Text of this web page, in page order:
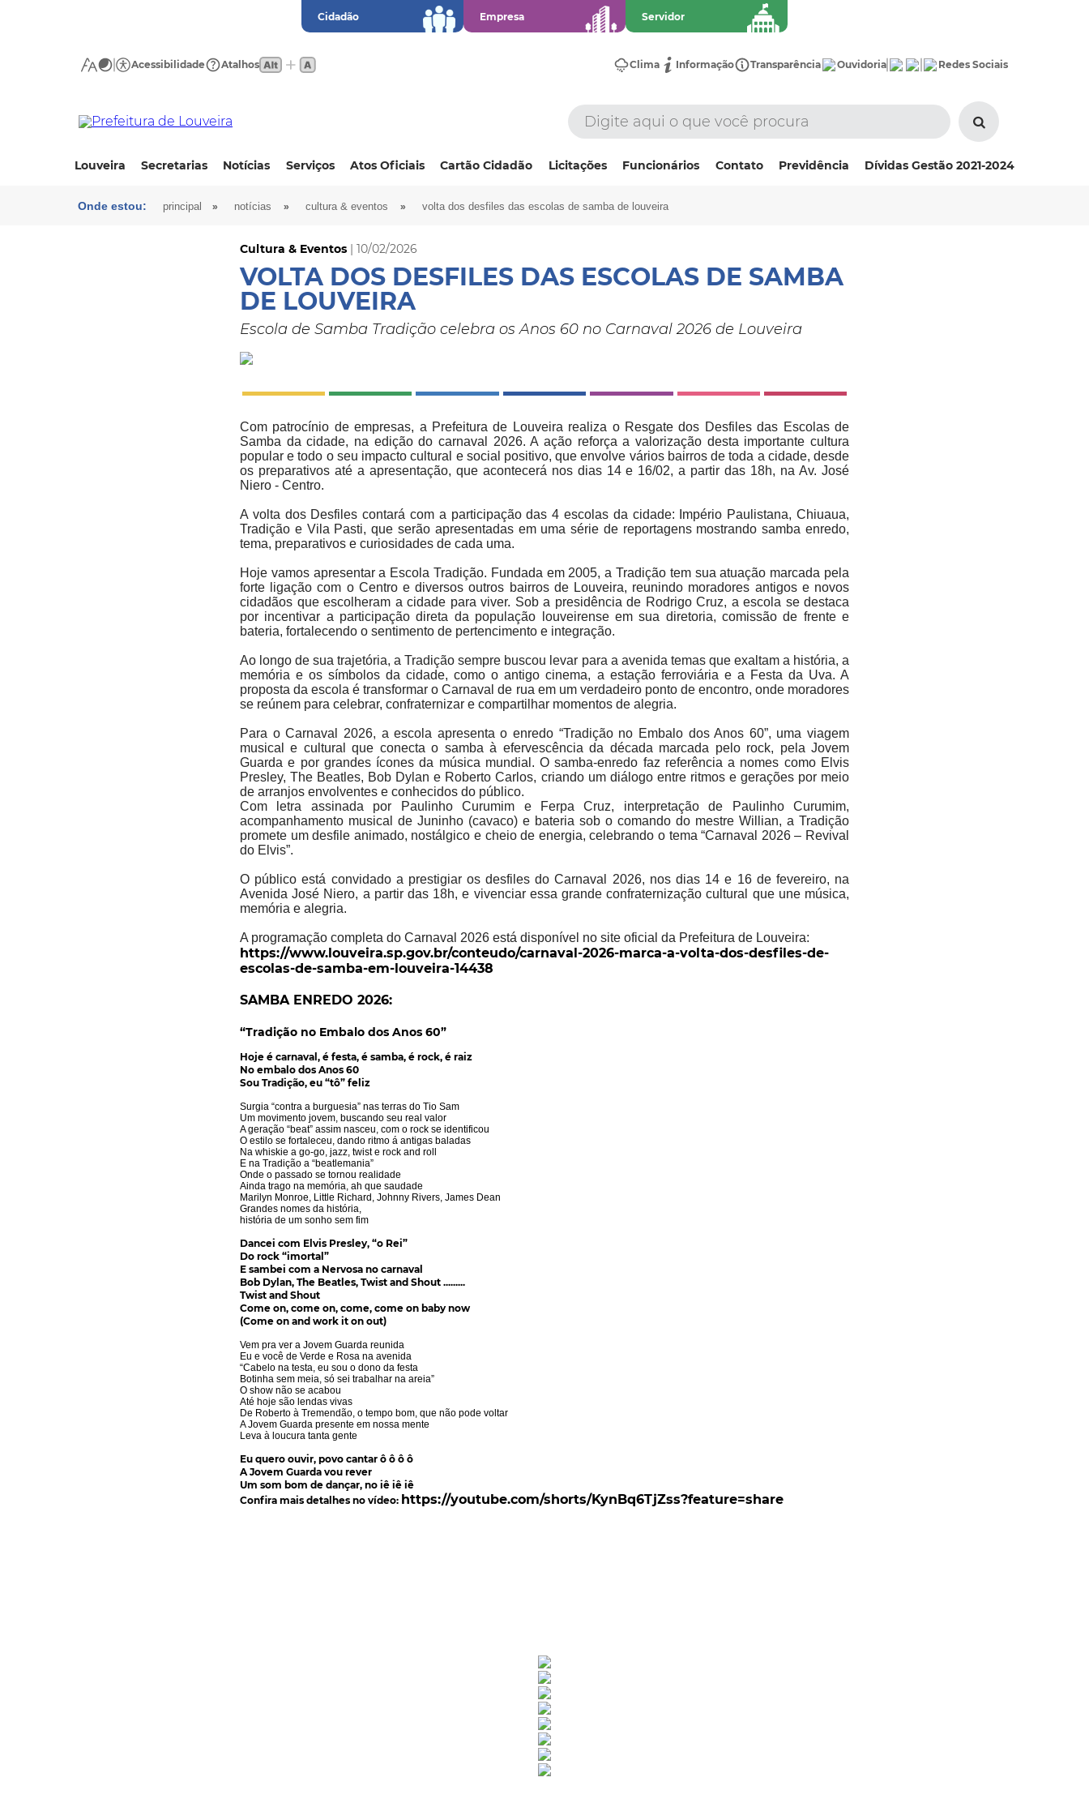
Cidadão Empresa Servidor
Acessibilidade Atalhos Clima Informação Transparência Ouvidoria Redes Sociais
Louveira Secretarias Notícias Serviços Atos Oficiais Cartão Cidadão Licitações Funcionários Contato Previdência Dívidas Gestão 2021-2024
Onde estou: principal » notícias » cultura & eventos » volta dos desfiles das escolas de samba de louveira
Cultura & Eventos | 10/02/2026
VOLTA DOS DESFILES DAS ESCOLAS DE SAMBA
DE LOUVEIRA
Escola de Samba Tradição celebra os Anos 60 no Carnaval 2026 de Louveira
Com patrocínio de empresas, a Prefeitura de Louveira realiza o Resgate dos Desfiles das Escolas de
Samba da cidade, na edição do carnaval 2026. A ação reforça a valorização desta importante cultura
popular e todo o seu impacto cultural e social positivo, que envolve vários bairros de toda a cidade, desde
os preparativos até a apresentação, que acontecerá nos dias 14 e 16/02, a partir das 18h, na Av. José
Niero - Centro.
A volta dos Desfiles contará com a participação das 4 escolas da cidade: Império Paulistana, Chiuaua,
Tradição e Vila Pasti, que serão apresentadas em uma série de reportagens mostrando samba enredo,
tema, preparativos e curiosidades de cada uma.
Hoje vamos apresentar a Escola Tradição. Fundada em 2005, a Tradição tem sua atuação marcada pela
forte ligação com o Centro e diversos outros bairros de Louveira, reunindo moradores antigos e novos
cidadãos que escolheram a cidade para viver. Sob a presidência de Rodrigo Cruz, a escola se destaca
por incentivar a participação direta da população louveirense em sua diretoria, comissão de frente e
bateria, fortalecendo o sentimento de pertencimento e integração.
Ao longo de sua trajetória, a Tradição sempre buscou levar para a avenida temas que exaltam a história, a
memória e os símbolos da cidade, como o antigo cinema, a estação ferroviária e a Festa da Uva. A
proposta da escola é transformar o Carnaval de rua em um verdadeiro ponto de encontro, onde moradores
se reúnem para celebrar, confraternizar e compartilhar momentos de alegria.
Para o Carnaval 2026, a escola apresenta o enredo “Tradição no Embalo dos Anos 60”, uma viagem
musical e cultural que conecta o samba à efervescência da década marcada pelo rock, pela Jovem
Guarda e por grandes ícones da música mundial. O samba-enredo faz referência a nomes como Elvis
Presley, The Beatles, Bob Dylan e Roberto Carlos, criando um diálogo entre ritmos e gerações por meio
de arranjos envolventes e conhecidos do público.
Com letra assinada por Paulinho Curumim e Ferpa Cruz, interpretação de Paulinho Curumim,
acompanhamento musical de Juninho (cavaco) e bateria sob o comando do mestre Willian, a Tradição
promete um desfile animado, nostálgico e cheio de energia, celebrando o tema “Carnaval 2026 – Revival
do Elvis”.
O público está convidado a prestigiar os desfiles do Carnaval 2026, nos dias 14 e 16 de fevereiro, na
Avenida José Niero, a partir das 18h, e vivenciar essa grande confraternização cultural que une música,
memória e alegria.
A programação completa do Carnaval 2026 está disponível no site oficial da Prefeitura de Louveira:
https://www.louveira.sp.gov.br/conteudo/carnaval-2026-marca-a-volta-dos-desfiles-de-
escolas-de-samba-em-louveira-14438
SAMBA ENREDO 2026:
“Tradição no Embalo dos Anos 60”
Hoje é carnaval, é festa, é samba, é rock, é raiz
No embalo dos Anos 60
Sou Tradição, eu “tô” feliz
Surgia “contra a burguesia” nas terras do Tio Sam
Um movimento jovem, buscando seu real valor
A geração “beat” assim nasceu, com o rock se identificou
O estilo se fortaleceu, dando ritmo á antigas baladas
Na whiskie a go-go, jazz, twist e rock and roll
E na Tradição a “beatlemania”
Onde o passado se tornou realidade
Ainda trago na memória, ah que saudade
Marilyn Monroe, Little Richard, Johnny Rivers, James Dean
Grandes nomes da história,
história de um sonho sem fim
Dancei com Elvis Presley, “o Rei”
Do rock “imortal”
E sambei com a Nervosa no carnaval
Bob Dylan, The Beatles, Twist and Shout .........
Twist and Shout
Come on, come on, come, come on baby now
(Come on and work it on out)
Vem pra ver a Jovem Guarda reunida
Eu e você de Verde e Rosa na avenida
“Cabelo na testa, eu sou o dono da festa
Botinha sem meia, só sei trabalhar na areia”
O show não se acabou
Até hoje são lendas vivas
De Roberto à Tremendão, o tempo bom, que não pode voltar
A Jovem Guarda presente em nossa mente
Leva à loucura tanta gente
Eu quero ouvir, povo cantar ô ô ô ô
A Jovem Guarda vou rever
Um som bom de dançar, no iê iê iê
Confira mais detalhes no vídeo: https://youtube.com/shorts/KynBq6TjZss?feature=share